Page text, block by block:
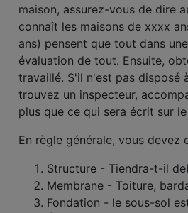
maison, assurez-vous de dire
connaît les maisons de xxxx
ans) pensent que tout dans
évaluation de tout. Ensuite,
travaillé. S'il n'est pas disposé
trouvez un inspecteur,
plus que ce qui sera écrit sur
En règle générale, vous devez
Structure - Tiendra-t-il
Membrane - Toiture,
Fondation - le sous-sol